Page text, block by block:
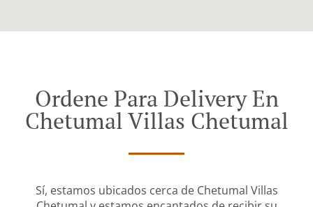
Ordene Para Delivery En
Chetumal Villas Chetumal
Sí, estamos ubicados cerca de Chetumal Villas